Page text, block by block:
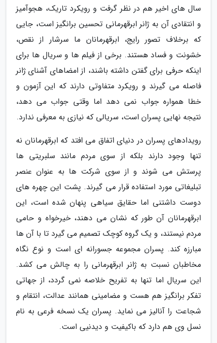
سال های اخیر هم در نظر گرفت و رویکرد تاریک، هجوآمیز
و انتقادی آن به ژانر ابرقهرمانی تحسین برانگیز است، جایی
که برخلاف تصور رایج، ابرقهرمانان ما سرشار از نقص،
خشونت و فساد هستند. برخی از فیلم ها و سریال ها برای
اینکه حرفی برای گفتن داشته باشند، از امضاهای آشنای ژانر
فاصله می گیرند و رویکرد متفاوتی دارند که این آزمون و
خطا همواره جواب نمی دهد اما وقتی جواب می دهد،
نتیجه نهایی پسران است، سریالی که نیازی به معرفی ندارد.
رویدادهای پسران در دنیای اتفاق می افتد که ابرقهرمانان نه
تنها وجود دارند بلکه از سوی مردم مانند سلبریتی ها
پرستش می شوند و از سوی شرکت ها به عنوان عنصر
تبلیغاتی مورد استفاده قرار می گیرند. پشت این چهره های
دوست داشتنی اما حقایق سیاهی پنهان شده است، این
ابرقهرمانان آن طور که نشان می دهند، خیرخواه و حامی
مردم نیستند، و یک گروه کوچک تصمیم می گیرد تا با آن ها
مبارزه کند. پسران مجموعه جسورانه ای است و نوع نگاه
مخاطبان نسبت به ژانر ابرقهرمانی را به چالش می کشد.
این سریال اما تنها به تفریح خلاصه نمی گردد، از جهاتی
تفکر برانگیز هم هست و مضامینی همانند عدالت، انتقام و
شجاعت را آنالیز می نماید. پسران یک نسخه فرعی به نام
نسل وی هم دارد که باکیفیت و دیدنیی است.